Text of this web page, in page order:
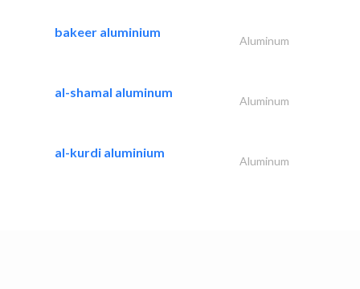
bakeer aluminium
Aluminum
al-shamal aluminum
Aluminum
al-kurdi aluminium
Aluminum